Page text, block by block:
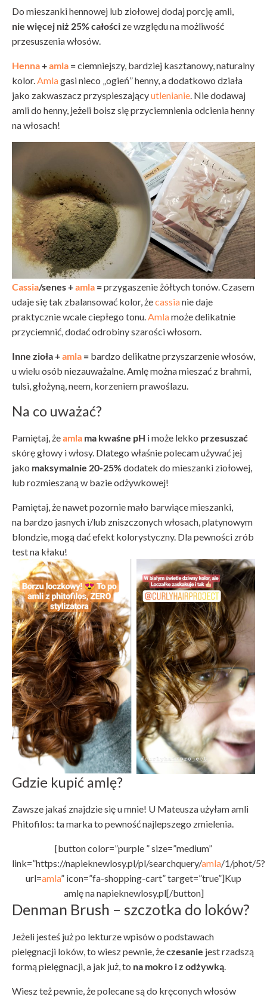
Do mieszanki hennowej lub ziołowej dodaj porcję amli,
nie więcej niż 25% całości ze względu na możliwość
przesuszenia włosów.
Henna+amla =ciemniejszy, bardziej kasztanowy, naturalny
kolor. Amlagasi nieco „ogień” henny, a dodatkowo działa
jako zakwaszacz przyspieszającyutlenianie . Nie dodawaj
amli do henny, jeżeli boisz się przyciemnienia odcienia henny
na włosach!
Cassia/senes +amla =przygaszenie żółtych tonów. Czasem
udaje się tak zbalansować kolor, żecassianie daje
praktycznie wcale ciepłego tonu. Amlamoże delikatnie
przyciemnić, dodać odrobiny szarości włosom.
Inne zioła +amla = bardzo delikatne przyszarzenie włosów,
u wielu osób niezauważalne. Amlę można mieszać z brahmi,
tulsi, głożyną, neem, korzeniem prawoślazu.
Na co uważać?
Pamiętaj, żeamla ma kwaśne pH i może lekko przesuszać
skórę głowy i włosy. Dlatego właśnie polecam używać jej
jako maksymalnie 20-25%dodatek do mieszanki ziołowej,
lub rozmieszaną w bazie odżywkowej!
Pamiętaj, że nawet pozornie mało barwiące mieszanki,
na bardzo jasnych i/lub zniszczonych włosach, platynowym
blondzie, mogą dać efekt kolorystyczny. Dla pewności zrób
test na kłaku!
Gdzie kupić amlę?
Zawsze jakaś znajdzie się u mnie! U Mateusza użyłam amli
Phitofilos: ta marka to pewność najlepszego zmielenia.
[button color=”purple ” size=”medium”
link=”https://napieknewlosy.pl/pl/searchquery/amla/1/phot/5?
url=amla” icon=”fa-shopping-cart” target=”true”]Kup
amlę na napieknewlosy.pl[/button]
Denman Brush – szczotka do loków?
Jeżeli jesteś już po lekturze wpisów o podstawach
pielęgnacji loków, to wiesz pewnie, żeczesanie jest rzadszą
formą pielęgnacji, a jak już, to na mokro i z odżywką
Wiesz też pewnie, że polecane są do kręconych włosów